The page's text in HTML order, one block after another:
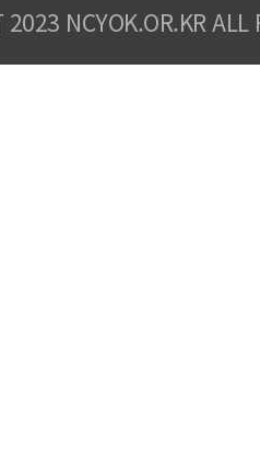
2023 NCYOK.OR.KR ALL